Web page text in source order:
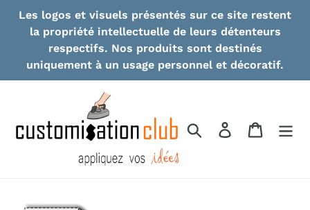
Les logos et visuels présentés sur ce site restent
la propriété intellectuelle de leurs détenteurs
respectifs. Nos produits sont destinés
uniquement à un usage personnel et décoratif.
Search Log in Cart